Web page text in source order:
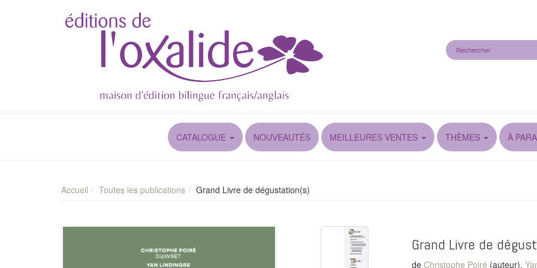
CATALOGUE NOUVEAUTÉS MEILLEURES VENTES THÈMES À
Accueil Toutes les publications Grand Livre de dégustation(s)
Grand Livre de
de Christophe Poiré (auteur),